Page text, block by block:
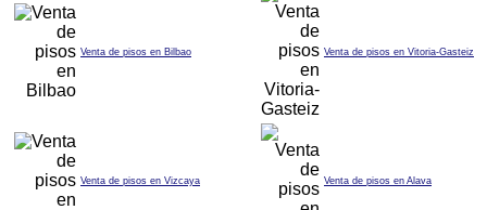
Venta de pisos en Bilbao Venta de pisos en Vitoria-Gasteiz
Venta de pisos en Vizcaya Venta de pisos en Alava